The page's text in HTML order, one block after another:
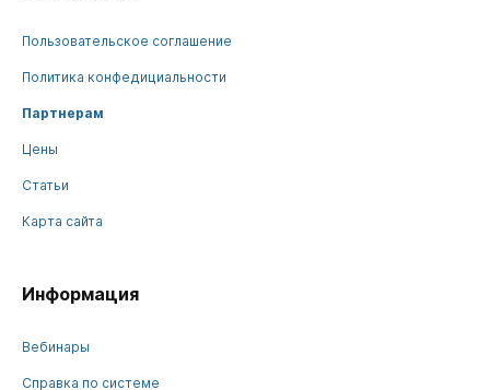
Пользовательское соглашение
Политика конфедициальности
Партнерам
Цены
Статьи
Карта сайта
Информация
Вебинары
Справка по системе